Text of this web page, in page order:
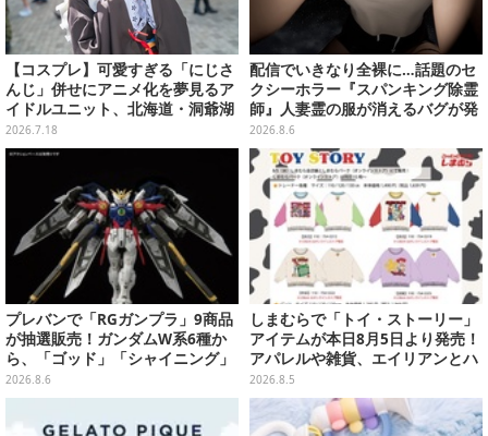
【コスプレ】可愛すぎる「にじさ
んじ」併せにアニメ化を夢見るア
イドルユニット、北海道・洞爺湖
に花開く可憐なレイヤー10選【写
真46枚】
2026.7.18
配信でいきなり全裸に…話題のセ
クシーホラー『スパンキング除霊
師』人妻霊の服が消えるバグが発
生。「丸裸になる現象を泣きなが
ら修正しました」と現在はアプデ
済み
2026.8.6
プレバンで「RGガンプラ」9商品
が抽選販売！ガンダムW系6種か
ら、「ゴッド」「シャイニング」
まで
2026.8.6
しまむらで「トイ・ストーリー」
アイテムが本日8月5日より発売！
アパレルや雑貨、エイリアンとハ
ムのダイカットクッションなど盛
りだくさん
2026.8.5